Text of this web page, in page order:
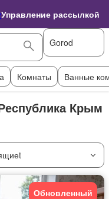
Управление рассылкой
Gorod
Комнаты Ванные
Крым
Обновленный